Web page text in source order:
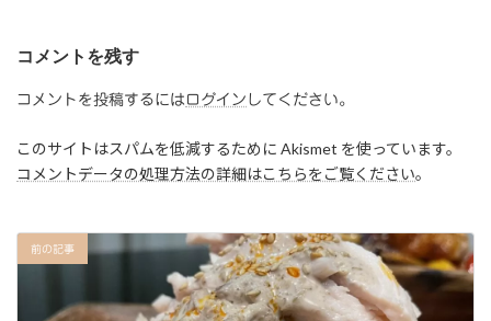
b
o
k
d
o
コメントを残す
コメントを投稿するには ログイン してください。
このサイトはスパムを低減するために Akismet を使っています。
コメントデータの処理方法の詳細はこちらをご覧ください。
前の記事